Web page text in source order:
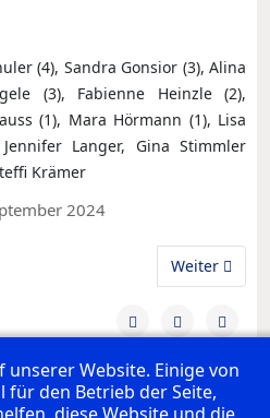
(4), Sandra Gonsior (3), Alina
(3), Fabienne Heinzle (2),
(1), Mara Hörmann (1), Lisa
Langer, Gina Stimmler
Krämer
2024
im 2. Spiel Nächster
Weiter
unserer Website. Einige von
für den Betrieb der Seite,